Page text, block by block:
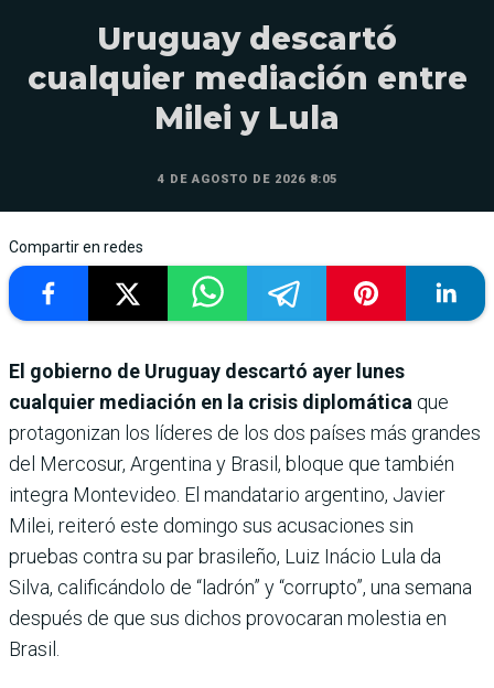
Uruguay descartó
cualquier mediación entre
Milei y Lula
4 DE AGOSTO DE 2026 8:05
Compartir en redes
El gobierno de Uruguay descartó ayer lunes
cualquier mediación en la crisis diplomática que
protagonizan los líderes de los dos países más grandes
del Mercosur, Argentina y Brasil, bloque que también
integra Montevideo. El mandatario argentino, Javier
Milei, reiteró este domingo sus acusaciones sin
pruebas contra su par brasileño, Luiz Inácio Lula da
Silva, calificándolo de “ladrón” y “corrupto”, una semana
después de que sus dichos provocaran molestia en
Brasil.